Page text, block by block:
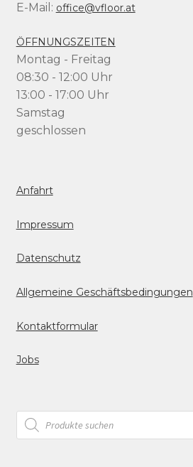
E-Mail: office@vfloor.at
ÖFFNUNGSZEITEN
Montag - Freitag
08:30 - 12:00 Uhr
13:00 - 17:00 Uhr
Samstag
geschlossen
Anfahrt
Impressum
Datenschutz
Allgemeine Geschäftsbedingungen
Kontaktformular
Jobs
Products
search